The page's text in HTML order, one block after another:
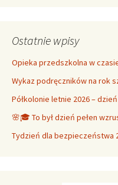
Ostatnie wpisy
Opieka przedszkolna w
Wykaz podręczników na rok
Półkolonie letnie 2026 – dzień
🌸🎓 To był dzień pełen
Tydzień dla bezpieczeństwa